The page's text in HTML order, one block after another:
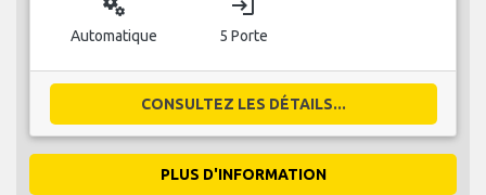
miscellaneous_services
Automatique
login
5 Porte
CONSULTEZ LES DÉTAILS...
PLUS D'INFORMATION